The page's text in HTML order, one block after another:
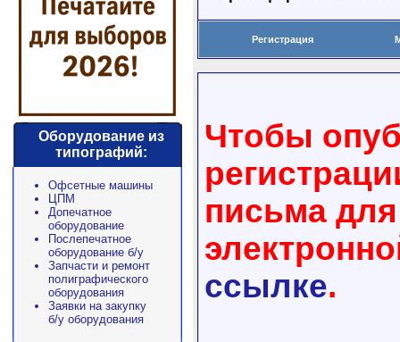
Оборудование из
типографий:
Офсетные машины
ЦПМ
Допечатное
оборудование
Послепечатное
оборудование б/у
Запчасти и ремонт
полиграфического
оборудования
Заявки на закупку
б/у оборудования
Регистрация
Чтобы
письма
ссылке.